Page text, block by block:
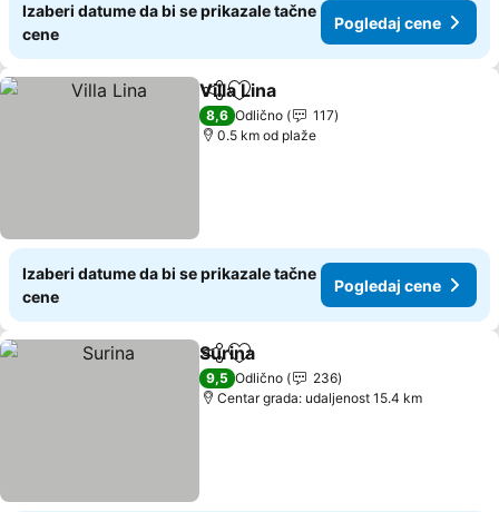
Izaberi datume da bi se prikazale tačne
cene
Pogledaj cene
Deli Dodati u favorite
Villa Lina
8,6 Odlično
117
0.5 km od plaže
Izaberi datume da bi se prikazale tačne
cene
Pogledaj cene
Deli Dodati u favorite
Surina
9,5 Odlično
236
Centar grada: udaljenost 15.4 km